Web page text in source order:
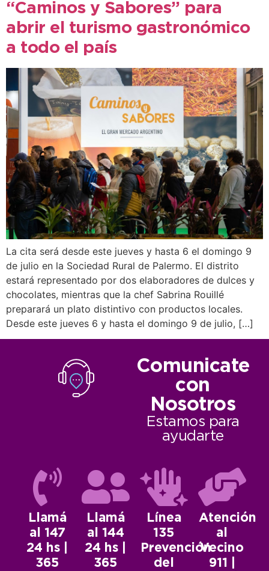
“Caminos y Sabores” para
abrir el turismo gastronómico
a todo el país
La cita será desde este jueves y hasta 6 el domingo 9
de julio en la Sociedad Rural de Palermo. El distrito
estará representado por dos elaboradores de dulces y
chocolates, mientras que la chef Sabrina Rouillé
preparará un plato distintivo con productos locales.
Desde este jueves 6 y hasta el domingo 9 de julio, […]
Comunicate
con
Nosotros
Estamos para
ayudarte
Llamá
al 147
24 hs |
365
Llamá
al 144
24 hs |
365
Línea
135
Prevención
del
Atención
al
Vecino
911 |